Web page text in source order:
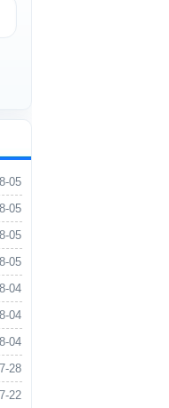
05
05
05
05
04
三
04
与
04
28
达
22